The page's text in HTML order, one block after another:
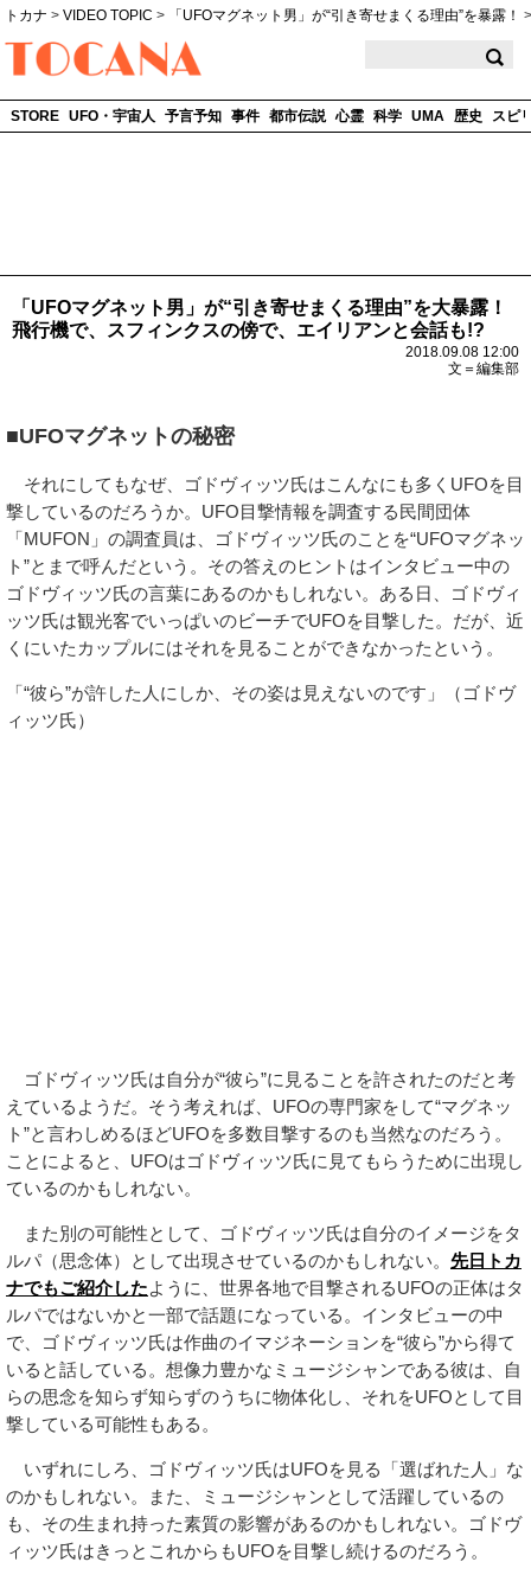
トカナ > VIDEO TOPIC > 「UFOマグネット男」が“引き寄せまくる理由”を暴露！
STORE UFO・宇宙人 予言予知 事件 都市伝説 心霊 科学 UMA 歴史 スピ
「UFOマグネット男」が“引き寄せまくる理由”を大暴露！
飛行機で、スフィンクスの傍で、エイリアンと会話も!?
2018.09.08 12:00
文＝編集部
■UFOマグネットの秘密
それにしてもなぜ、ゴドヴィッツ氏はこんなにも多くUFOを目
撃しているのだろうか。UFO目撃情報を調査する民間団体
「MUFON」の調査員は、ゴドヴィッツ氏のことを“UFOマグネッ
ト”とまで呼んだという。その答えのヒントはインタビュー中の
ゴドヴィッツ氏の言葉にあるのかもしれない。ある日、ゴドヴィ
ッツ氏は観光客でいっぱいのビーチでUFOを目撃した。だが、近
くにいたカップルにはそれを見ることができなかったという。
「“彼ら”が許した人にしか、その姿は見えないのです」（ゴドヴ
ィッツ氏）
ゴドヴィッツ氏は自分が“彼ら”に見ることを許されたのだと考
えているようだ。そう考えれば、UFOの専門家をして“マグネッ
ト”と言わしめるほどUFOを多数目撃するのも当然なのだろう。
ことによると、UFOはゴドヴィッツ氏に見てもらうために出現し
ているのかもしれない。
また別の可能性として、ゴドヴィッツ氏は自分のイメージをタ
ルパ（思念体）として出現させているのかもしれない。 先日トカ
ナでもご紹介したように、世界各地で目撃されるUFOの正体はタ
ルパではないかと一部で話題になっている。インタビューの中
で、ゴドヴィッツ氏は作曲のイマジネーションを“彼ら”から得て
いると話している。想像力豊かなミュージシャンである彼は、自
らの思念を知らず知らずのうちに物体化し、それをUFOとして目
撃している可能性もある。
いずれにしろ、ゴドヴィッツ氏はUFOを見る「選ばれた人」な
のかもしれない。また、ミュージシャンとして活躍しているの
も、その生まれ持った素質の影響があるのかもしれない。ゴドヴ
ィッツ氏はきっとこれからもUFOを目撃し続けるのだろう。